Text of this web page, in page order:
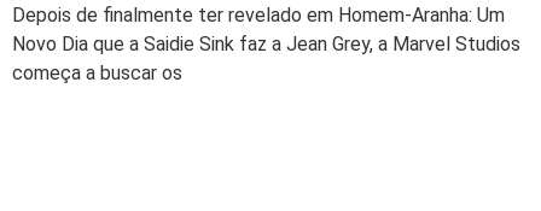
Depois de finalmente ter revelado em Homem-Aranha: Um
Novo Dia que a Saidie Sink faz a Jean Grey, a Marvel Studios
começa a buscar os